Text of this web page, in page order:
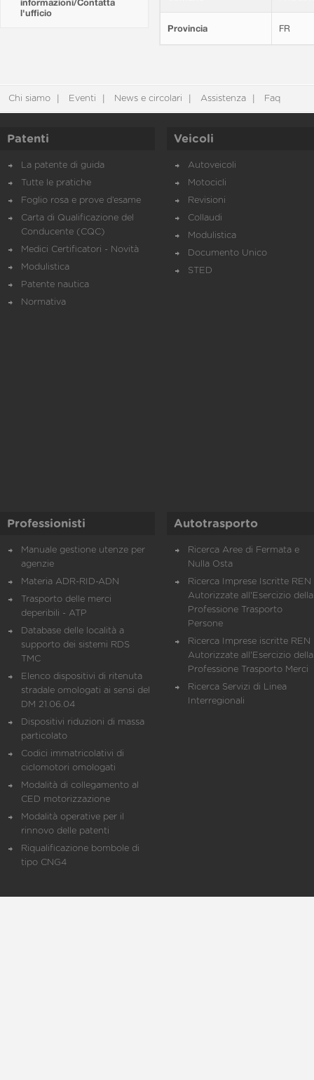
informazioni/Contatta
l'ufficio
Provincia FR
Chi siamo Eventi News e circolari Assistenza Faq
Patenti
La patente di guida
Tutte le pratiche
Foglio rosa e prove d’esame
Carta di Qualificazione del
Conducente (CQC)
Medici Certificatori - Novità
Modulistica
Patente nautica
Normativa
Veicoli
Autoveicoli
Motocicli
Revisioni
Collaudi
Modulistica
Documento Unico
STED
Professionisti
Manuale gestione utenze per
agenzie
Materia ADR-RID-ADN
Trasporto delle merci
deperibili - ATP
Database delle località a
supporto dei sistemi RDS
TMC
Elenco dispositivi di ritenuta
stradale omologati ai sensi del
DM 21.06.04
Dispositivi riduzioni di massa
particolato
Codici immatricolativi di
ciclomotori omologati
Modalità di collegamento al
CED motorizzazione
Modalità operative per il
rinnovo delle patenti
Riqualificazione bombole di
tipo CNG4
Autotrasporto
Ricerca Aree di Fermata e
Nulla Osta
Ricerca Imprese Iscritte REN
Autorizzate all'Esercizio della
Professione Trasporto
Persone
Ricerca Imprese iscritte REN
Autorizzate all'Esercizio della
Professione Trasporto Merci
Ricerca Servizi di Linea
Interregionali